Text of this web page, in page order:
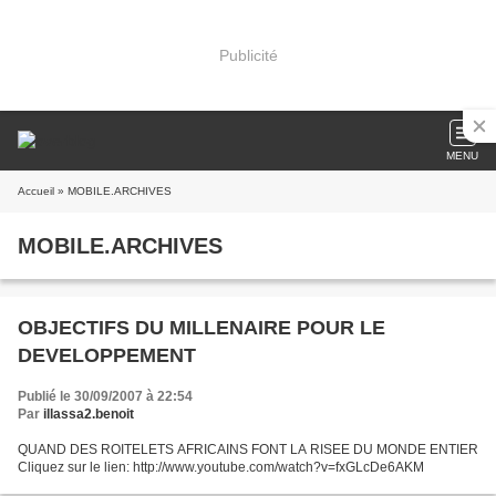
Publicité
MENU
Accueil » MOBILE.ARCHIVES
MOBILE.ARCHIVES
OBJECTIFS DU MILLENAIRE POUR LE
DEVELOPPEMENT
Publié le 30/09/2007 à 22:54
Par illassa2.benoit
QUAND DES ROITELETS AFRICAINS FONT LA RISEE DU MONDE ENTIER
Cliquez sur le lien: http://www.youtube.com/watch?v=fxGLcDe6AKM